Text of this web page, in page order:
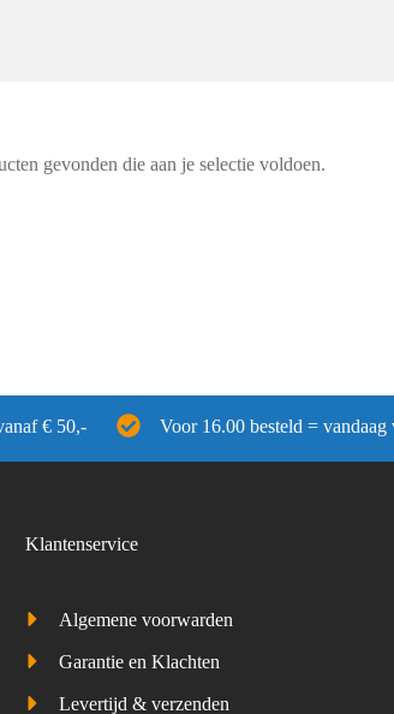
gevonden die aan je selectie voldoen.
€ 50,- Voor 16.00 besteld = vandaag
Klantenservice
Algemene voorwarden
Garantie en Klachten
Levertijd & verzenden